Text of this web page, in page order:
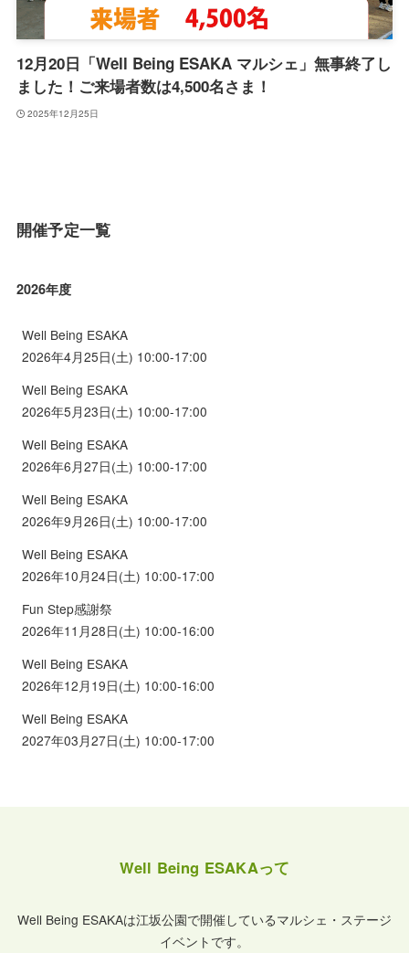
12月20日「Well Being ESAKA マルシェ」無事終了し
ました！ご来場者数は4,500名さま！
2025年12月25日
開催予定一覧
2026年度
Well Being ESAKA
2026年4月25日(土) 10:00-17:00
Well Being ESAKA
2026年5月23日(土) 10:00-17:00
Well Being ESAKA
2026年6月27日(土) 10:00-17:00
Well Being ESAKA
2026年9月26日(土) 10:00-17:00
Well Being ESAKA
2026年10月24日(土) 10:00-17:00
Fun Step感謝祭
2026年11月28日(土) 10:00-16:00
Well Being ESAKA
2026年12月19日(土) 10:00-16:00
Well Being ESAKA
2027年03月27日(土) 10:00-17:00
Well Being ESAKAって
Well Being ESAKAは江坂公園で開催しているマルシェ・ステージ
イベントです。